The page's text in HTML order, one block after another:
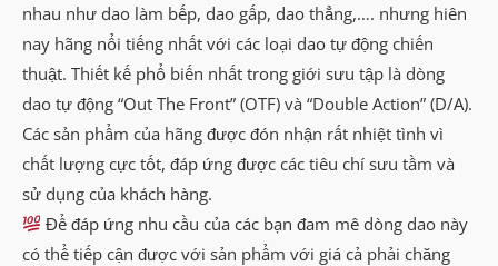
nhau như dao làm bếp, dao gấp, dao thẳng,…. nhưng hiên
nay hãng nổi tiếng nhất với các loại dao tự động chiến
thuật. Thiết kế phổ biến nhất trong giới sưu tập là dòng
dao tự động “Out The Front” (OTF) và “Double Action” (D/A).
Các sản phẩm của hãng được đón nhận rất nhiệt tình vì
chất lượng cực tốt, đáp ứng được các tiêu chí sưu tầm và
sử dụng của khách hàng.
Để đáp ứng nhu cầu của các bạn đam mê dòng dao này
có thể tiếp cận được với sản phẩm với giá cả phải chăng